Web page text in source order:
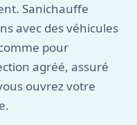
Sanichauffe
avec des véhicules
pour
agréé, assuré
ouvrez votre